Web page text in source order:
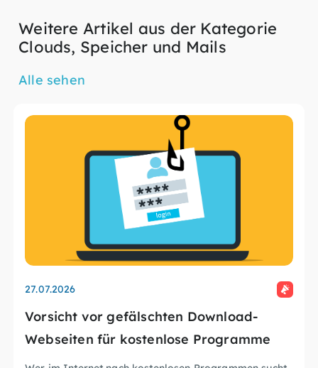
Weitere Artikel aus der Kategorie
Clouds, Speicher und Mails
Alle sehen
27.07.2026
Vorsicht vor gefälschten Download-
Webseiten für kostenlose Programme